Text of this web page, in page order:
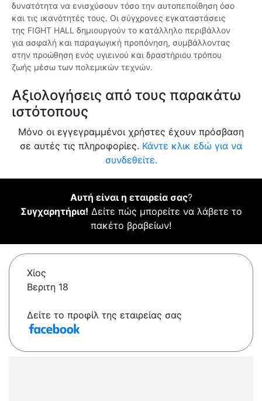
δυνατότητα να ενισχύσουν τόσο την αυτοπεποίθηση όσο
και τις ικανότητές τους. Οι σύγχρονες εγκαταστάσεις
της FIGHT HALL δημιουργούν το κατάλληλο περιβάλλον
για ασφαλή και παραγωγική προπόνηση, συμβάλλοντας
στην προώθηση ενός υγιεινού και δραστήριου τρόπου
ζωής μέσω των πολεμικών τεχνών.
Αξιολογήσεις από τους παρακάτω
ιστότοπους
Μόνο οι εγγεγραμμένοι χρήστες έχουν πρόσβαση
σε αυτές τις πληροφορίες. Κάντε κλικ εδώ για να
συνδεθείτε.
Αυτή είναι η εταιρεία σας?
Συγχαρητήρια! Δείτε πώς μπορείτε να λάβετε το
πακέτο βραβείων!
Χίος
Βεριτη 18
Δείτε το προφίλ της εταιρείας σας